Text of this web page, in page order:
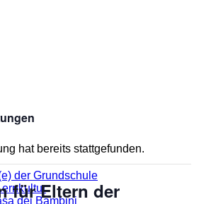
der Grundschule
dei Bambini
hat bereits stattgefunden.
für Eltern der